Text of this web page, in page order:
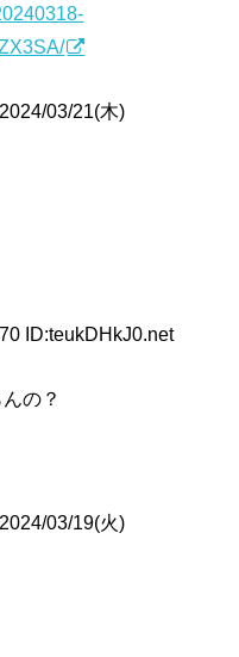
2024/03/21(木)
ID:teukDHkJ0.net
の？
2024/03/19(火)